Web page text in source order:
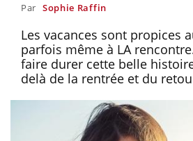
Par Sophie Raffin
Les vacances sont propices
parfois même à LA
faire durer cette belle
delà de la rentrée et du